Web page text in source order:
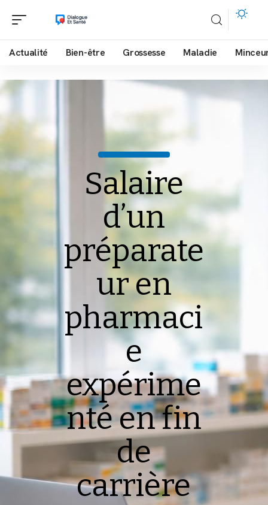
Actualité Bien-être Grossesse Maladie
Salaire
d’un
préparate
ur en
pharmaci
e
expérime
nté en fin
de
carrière